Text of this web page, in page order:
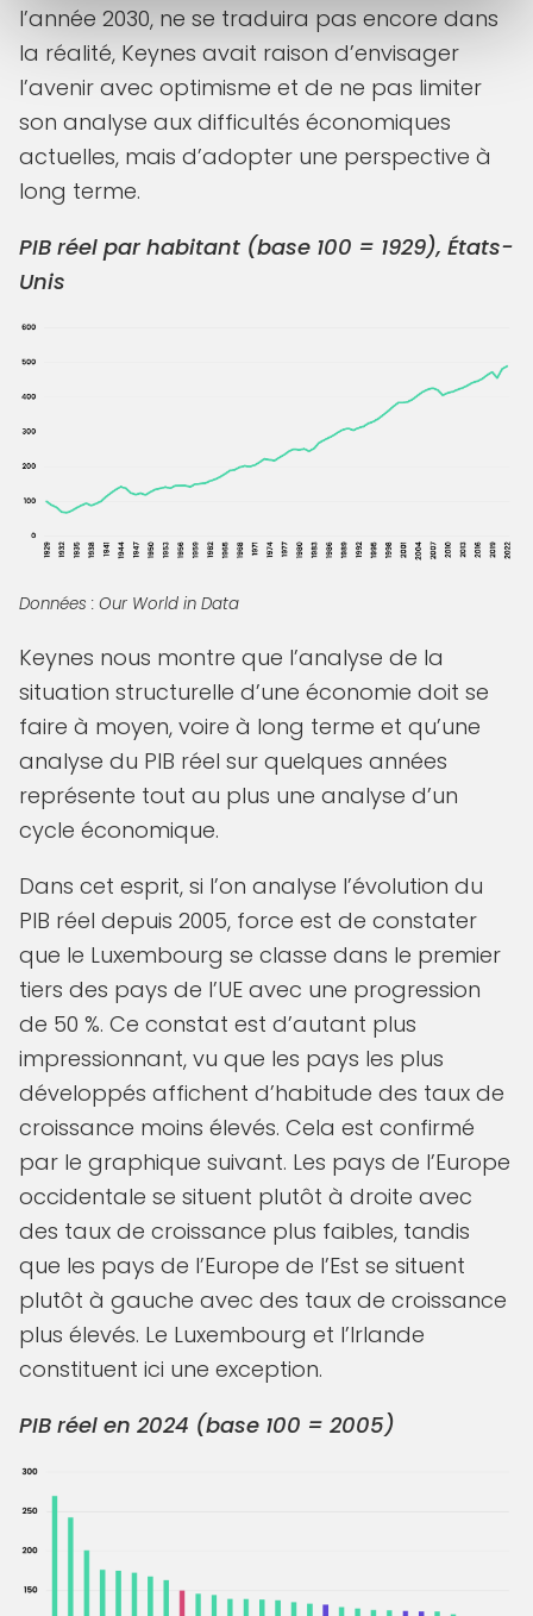
l’année 2030, ne se traduira pas encore dans
la réalité, Keynes avait raison d’envisager
l’avenir avec optimisme et de ne pas limiter
son analyse aux difficultés économiques
actuelles, mais d’adopter une perspective à
long terme.
PIB réel par habitant (base 100 = 1929), États-
Unis
Données : Our World in Data
Keynes nous montre que l’analyse de la
situation structurelle d’une économie doit se
faire à moyen, voire à long terme et qu’une
analyse du PIB réel sur quelques années
représente tout au plus une analyse d’un
cycle économique.
Dans cet esprit, si l’on analyse l’évolution du
PIB réel depuis 2005, force est de constater
que le Luxembourg se classe dans le premier
tiers des pays de l’UE avec une progression
de 50 %. Ce constat est d’autant plus
impressionnant, vu que les pays les plus
développés affichent d’habitude des taux de
croissance moins élevés. Cela est confirmé
par le graphique suivant. Les pays de l’Europe
occidentale se situent plutôt à droite avec
des taux de croissance plus faibles, tandis
que les pays de l’Europe de l’Est se situent
plutôt à gauche avec des taux de croissance
plus élevés. Le Luxembourg et l’Irlande
constituent ici une exception.
PIB réel en 2024 (base 100 = 2005)